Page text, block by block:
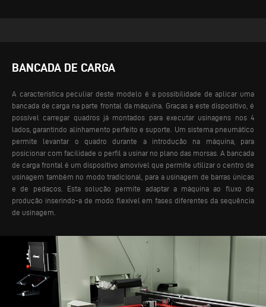
BANCADA DE CARGA
A característica peculiar deste modelo é a possibilidade de aplicar uma
bancada de carga na parte frontal da máquina. Graças a este dispositivo, é
possível carregar quadros já montados para executar usinagens nos 4
lados, garantindo alinhamento perfeito e suporte. Um sistema pneumático
permite levantar o quadro durante a introdução na máquina, para
posicionar com facilidade o perfil a usinar no plano das morsas. A bancada
de carga frontal é um dispositivo amovível que permite utilizar o centro de
usinagem também no modo tradicional, para a usinagem de barras únicas
e de pedaços. Esta solução permite adaptar a máquina ao fluxo de
produção inserindo-a de modo flexível em fases diferentes da sequência
de usinagem.